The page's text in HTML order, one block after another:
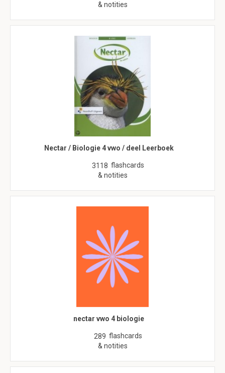
& notities
Nectar / Biologie 4 vwo / deel Leerboek
3118 flashcards
& notities
nectar vwo 4 biologie
289 flashcards
& notities